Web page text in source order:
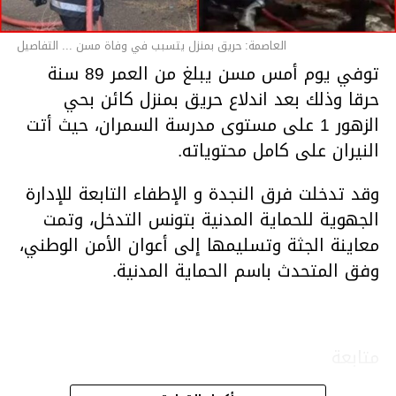
العاصمة: حريق بمنزل يتسبب في وفاة مسن ... التفاصيل
توفي يوم أمس مسن يبلغ من العمر 89 سنة
حرقا وذلك بعد اندلاع حريق بمنزل كائن بحي
الزهور 1 على مستوى مدرسة السمران، حيث أتت
النيران على كامل محتوياته.
وقد تدخلت فرق النجدة و الإطفاء التابعة للإدارة
الجهوية للحماية المدنية بتونس التدخل، وتمت
معاينة الجثة وتسليمها إلى أعوان الأمن الوطني،
وفق المتحدث باسم الحماية المدنية.